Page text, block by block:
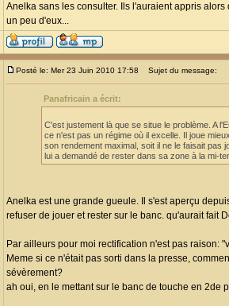
Anelka sans les consulter. Ils l'auraient appris
un peu d'eux...
Posté le: Mer 23 Juin 2010 17:58 Sujet du message:
Panafricain a écrit:
C'est justement là que se situe le problème. A
ce n'est pas un régime où il excelle. Il joue
son rendement maximal, soit il ne le faisait pas
lui a demandé de rester dans sa zone à la mi-
Anelka est une grande gueule. Il s'est aperçu
refuser de jouer et rester sur le banc. qu'aurait fait
Par ailleurs pour moi rectification n'est pas raison:
Meme si ce n'était pas sorti dans la presse,
sévèrement?
ah oui, en le mettant sur le banc de touche en 2de